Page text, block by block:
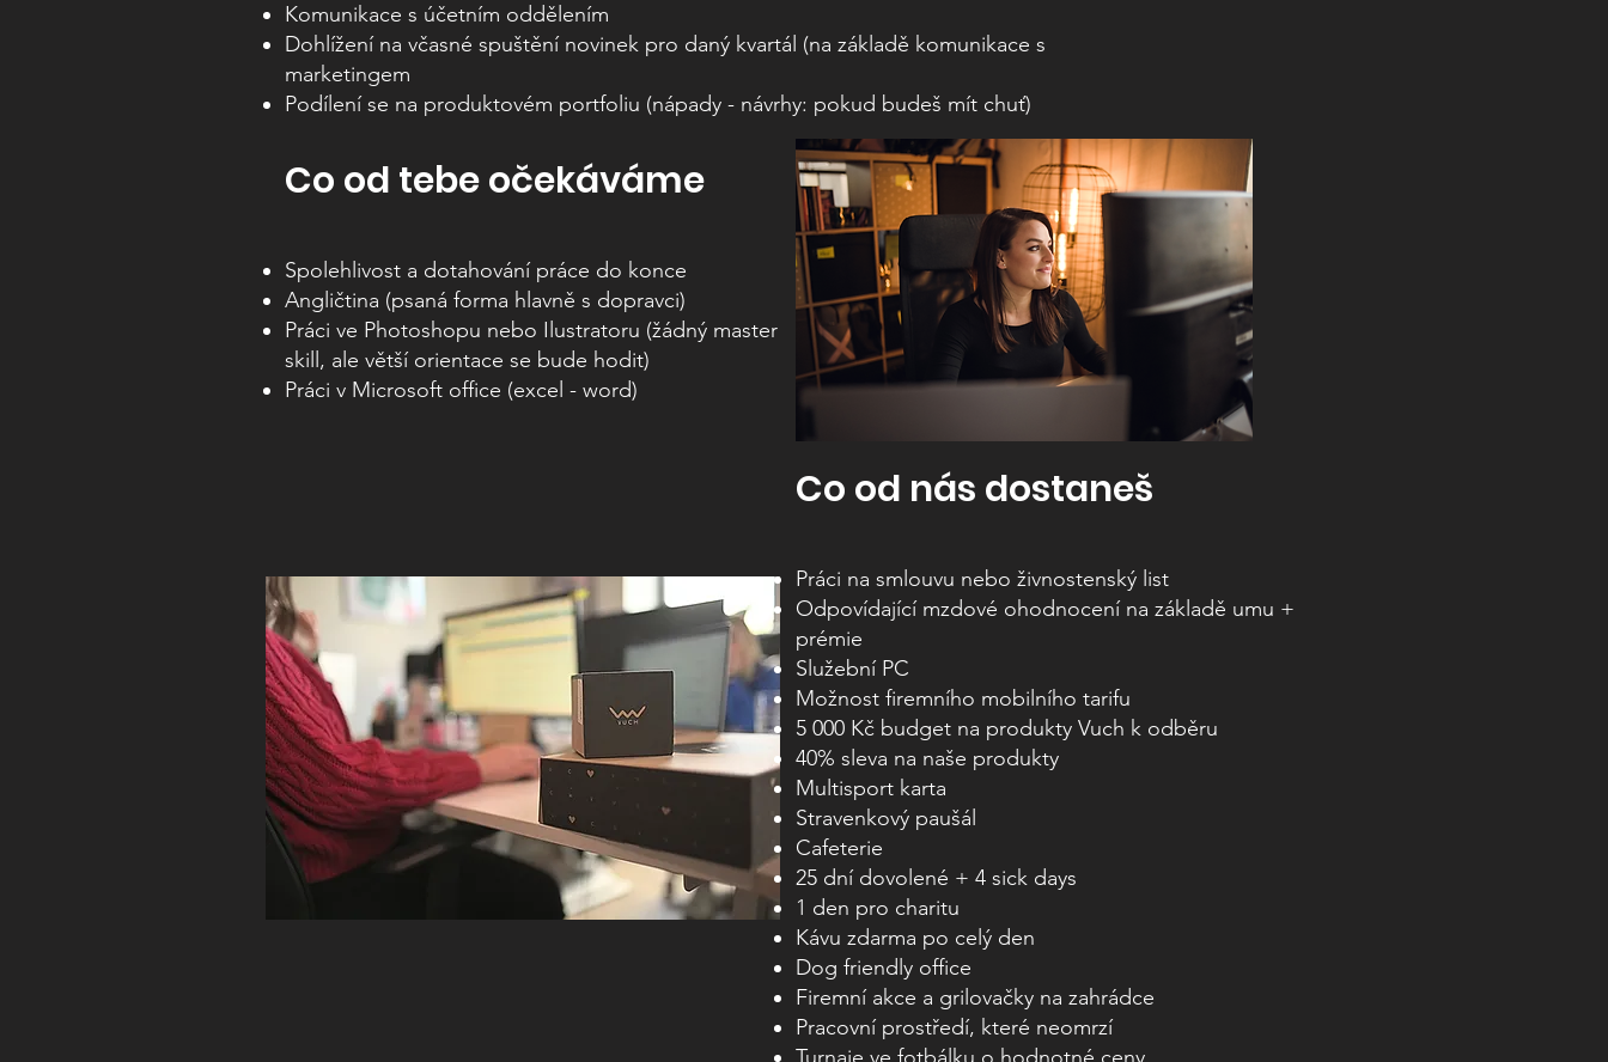
Komunikace s účetním oddělením
Dohlížení na včasné spuštění novinek pro daný kvartál (na základě komunikace s
marketingem
Podílení se na produktovém portfoliu (nápady - návrhy: pokud budeš mít chuť)
Co od tebe očekáváme
Spolehlivost a dotahování práce do konce
Angličtina (psaná forma hlavně s dopravci)
Práci ve Photoshopu nebo Ilustratoru (žádný master
skill, ale větší orientace se bude hodit)
Práci v Microsoft office (excel - word)
Co od nás dostaneš​
Práci na smlouvu nebo živnostenský list
Odpovídající mzdové ohodnocení na základě umu +
prémie
Služební PC
Možnost firemního mobilního tarifu
5 000 Kč budget na produkty Vuch k odběru
40% sleva na naše produkty
Multisport karta
Stravenkový paušál
Cafeterie
25 dní dovolené + 4 sick days
1 den pro charitu
Kávu zdarma po celý den
Dog friendly office
Firemní akce a grilovačky na zahrádce
Pracovní prostředí, které neomrzí